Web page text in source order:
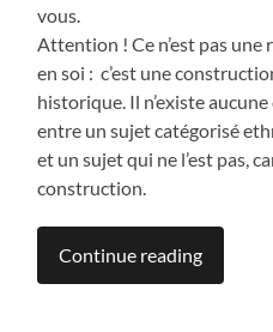
vous.
Attention ! Ce n’est pas
en soi : c’est une
historique. Il n’existe
entre un sujet catégorisé
et un sujet qui ne l’est pas,
construction.
Continue reading